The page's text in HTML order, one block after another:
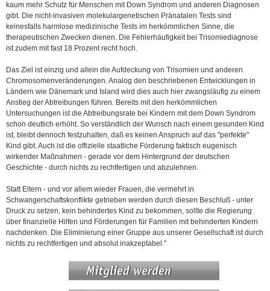
kaum mehr Schutz für Menschen mit Down Syndrom und anderen Diagnosen
gibt. Die nicht-invasiven molekulargenetischen Pränatalen Tests sind
keinesfalls harmlose medizinische Tests im herkömmlichen Sinne, die
therapeutischen Zwecken dienen. Die Fehlerhäufigkeit bei Trisomiediagnose
ist zudem mit fast 18 Prozent recht hoch.
Das Ziel ist einzig und allein die Aufdeckung von Trisomien und anderen
Chromosomenveränderungen. Analog den beschriebenen Entwicklungen in
Ländern wie Dänemark und Island wird dies auch hier zwangsläufig zu einem
Anstieg der Abtreibungen führen. Bereits mit den herkömmlichen
Untersuchungen ist die Abtreibungsrate bei Kindern mit dem Down Syndrom
schon deutlich erhöht. So verständlich der Wunsch nach einem gesunden Kind
ist, bleibt dennoch festzuhalten, daß es keinen Anspruch auf das "perfekte"
Kind gibt. Auch ist die offizielle staatliche Förderung faktisch eugenisch
wirkender Maßnahmen - gerade vor dem Hintergrund der deutschen
Geschichte - durch nichts zu rechtfertigen und abzulehnen.
Statt Eltern - und vor allem wieder Frauen, die vermehrt in
Schwangerschaftskonflikte getrieben werden durch diesen Beschluß - unter
Druck zu setzen, kein behindertes Kind zu bekommen, sollte die Regierung
über finanzielle Hilfen und Förderungen für Familien mit behinderten Kindern
nachdenken. Die Eliminierung einer Gruppe aus unserer Gesellschaft ist durch
nichts zu rechtfertigen und absolut inakzeptabel."